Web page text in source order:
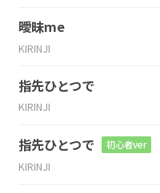
曖昧me
KIRINJI
指先ひとつで
KIRINJI
指先ひとつで 初心者ver
KIRINJI